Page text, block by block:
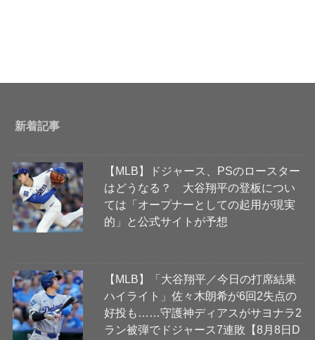
新着記事
【MLB】ドジャース、PSのロースター
はどうなる？ 大谷翔平の登板につい
ては「オープナーとしての起用が現実
的」と公式サイトが予想
【MLB】「大谷翔平／今日の打席結果
ハイライト」佐々木朗希が6回2失点の
好投も……守護神ディアスがサヨナラ2
ラン被弾でドジャース7連敗【8月8日D